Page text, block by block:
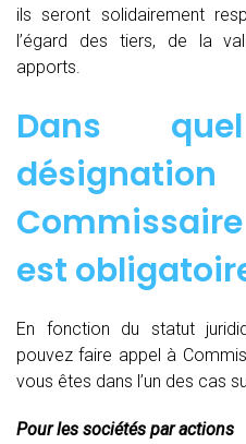
ils seront solidairement
l’égard des tiers, de la
apports.
Dans
est
En fonction du statut
pouvez faire appel à
vous êtes dans l’un des cas
Pour les sociétés par actions